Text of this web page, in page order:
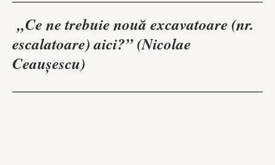
„Ce ne trebuie nouă excavatoare (nr.
escalatoare) aici?” (Nicolae
Ceaușescu)